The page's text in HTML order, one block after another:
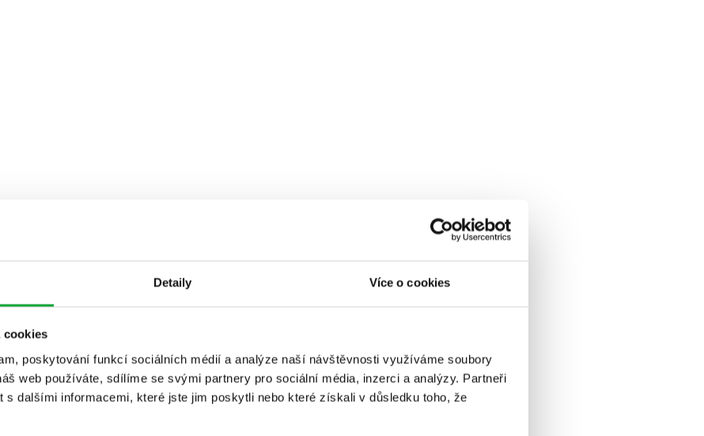
Detaily Více o cookies
cookies
poskytování funkcí sociálních médií a analýze naší návštěvnosti využíváme soubory
web používáte, sdílíme se svými partnery pro sociální média, inzerci a analýzy. Partneři
s dalšími informacemi, které jste jim poskytli nebo které získali v důsledku toho, že